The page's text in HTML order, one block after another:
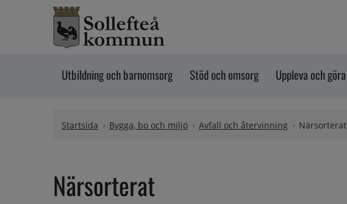
Hoppa till innehåll
Utbildning och barnomsorg Stöd och omsorg Uppleva och göra
Startsida Bygga, bo och miljö Avfall och återvinning Närsorterat
Närsorterat